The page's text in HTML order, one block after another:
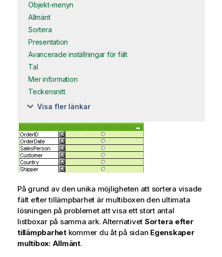
Objekt-menyn
Allmänt
Sortera
Presentation
Avancerade inställningar för fält
Tal
Mer information
Teckensnitt
Visa fler länkar
På grund av den unika möjligheten att sortera visade
fält efter tillämpbarhet är multiboxen den ultimata
lösningen på problemet att visa ett stort antal
listboxar på samma ark. Alternativet Sortera efter
tillämpbarhetkommer du åt på sidan Egenskaper
multibox: Allmänt.